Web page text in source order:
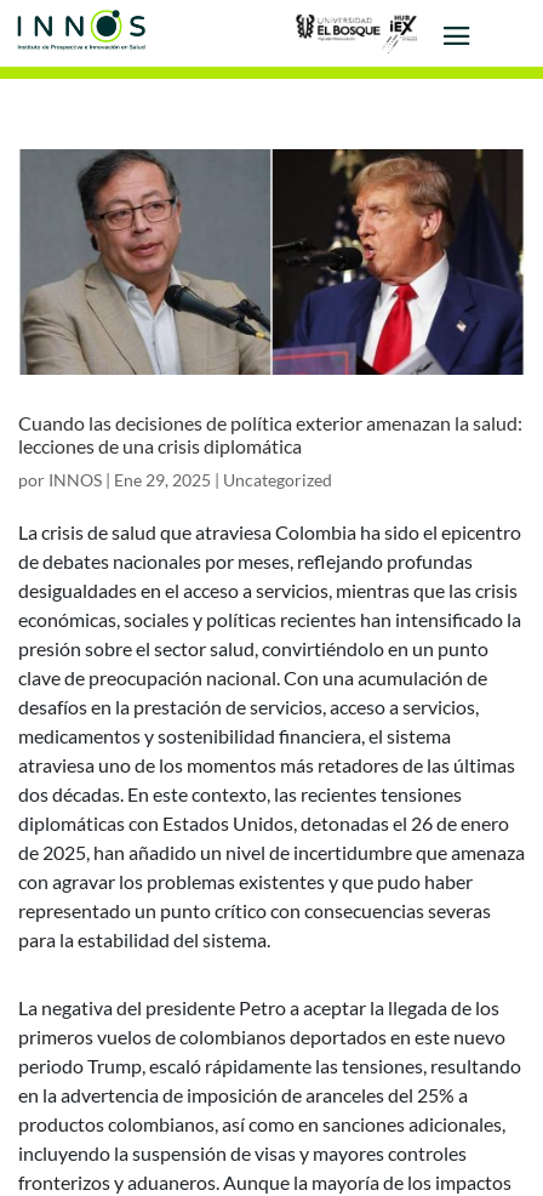
Cuando las decisiones de política exterior amenazan la salud:
lecciones de una crisis diplomática
por INNOS | Ene 29, 2025 | Uncategorized
La crisis de salud que atraviesa Colombia ha sido el epicentro
de debates nacionales por meses, reflejando profundas
desigualdades en el acceso a servicios, mientras que las crisis
económicas, sociales y políticas recientes han intensificado la
presión sobre el sector salud, convirtiéndolo en un punto
clave de preocupación nacional. Con una acumulación de
desafíos en la prestación de servicios, acceso a servicios,
medicamentos y sostenibilidad financiera, el sistema
atraviesa uno de los momentos más retadores de las últimas
dos décadas. En este contexto, las recientes tensiones
diplomáticas con Estados Unidos, detonadas el 26 de enero
de 2025, han añadido un nivel de incertidumbre que amenaza
con agravar los problemas existentes y que pudo haber
representado un punto crítico con consecuencias severas
para la estabilidad del sistema.
La negativa del presidente Petro a aceptar la llegada de los
primeros vuelos de colombianos deportados en este nuevo
periodo Trump, escaló rápidamente las tensiones, resultando
en la advertencia de imposición de aranceles del 25% a
productos colombianos, así como en sanciones adicionales,
incluyendo la suspensión de visas y mayores controles
fronterizos y aduaneros. Aunque la mayoría de los impactos